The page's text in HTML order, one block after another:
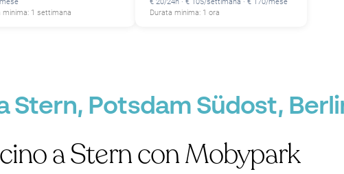
minima: 1 settimana
Durata minima: 1 ora
Stern, Potsdam Südost,
a Stern con Mobypark